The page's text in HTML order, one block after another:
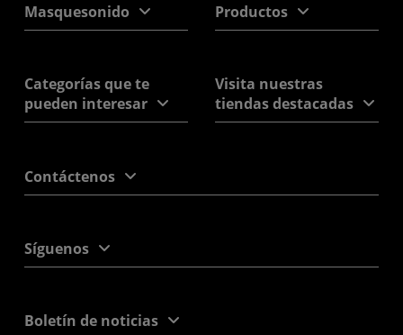
Masquesonido Productos
Categorías que te
pueden interesar
Visita nuestras
tiendas destacadas
Contáctenos
Síguenos
Boletín de noticias